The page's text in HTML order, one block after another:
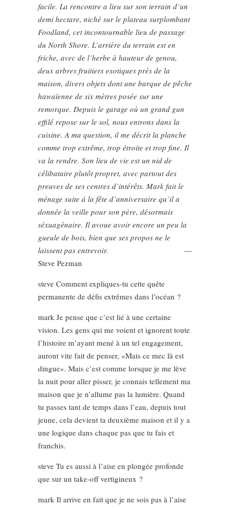
facile. La rencontre a lieu sur son terrain d’un
demi hectare, niché sur le plateau surplombant
Foodland, cet incontournable lieu de passage
du North Shore. L’arrière du terrain est en
friche, avec de l’herbe à hauteur de genou,
deux arbres fruitiers exotiques près de la
maison, divers objets dont une barque de pêche
hawaïenne de six mètres posée sur une
remorque. Depuis le garage où un grand gun
effilé repose sur le sol, nous entrons dans la
cuisine. A ma question, il me décrit la planche
comme trop extrême, trop étroite et trop fine. Il
va la rendre. Son lieu de vie est un nid de
célibataire plutôt propret, avec partout des
preuves de ses centres d’intérêts. Mark fait le
ménage suite à la fête d’anniversaire qu’il a
donnée la veille pour son père, désormais
séxuagénaire. Il avoue avoir encore un peu la
gueule de bois, bien que ses propos ne le
laissent pas entrevoir. —
Steve Pezman
steve Comment expliques-tu cette quête
permanente de défis extrêmes dans l’océan ?
mark Je pense que c’est lié à une certaine
vision. Les gens qui me voient et ignorent toute
l’histoire m’ayant mené à un tel engagement,
auront vite fait de penser, «Mais ce mec là est
dingue». Mais c’est comme lorsque je me lève
la nuit pour aller pisser, je connais tellement ma
maison que je n’allume pas la lumière. Quand
tu passes tant de temps dans l’eau, depuis tout
jeune, cela devient ta deuxième maison et il y a
une logique dans chaque pas que tu fais et
franchis.
steve Tu es aussi à l’aise en plongée profonde
que sur un take-off vertigineux ?
mark Il arrive en fait que je ne sois pas à l’aise